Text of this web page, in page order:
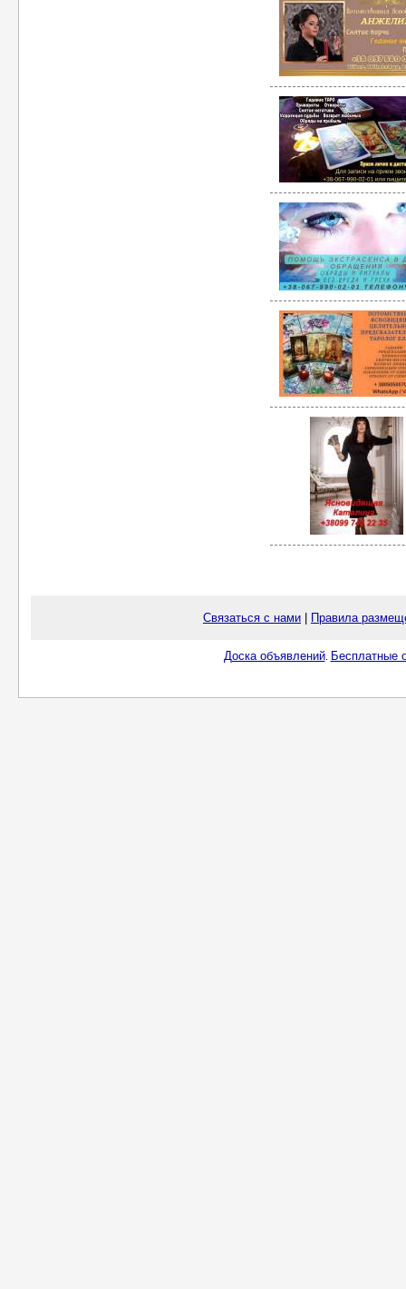
Связаться с нами Правила
Доска объявлений. Бесплатные